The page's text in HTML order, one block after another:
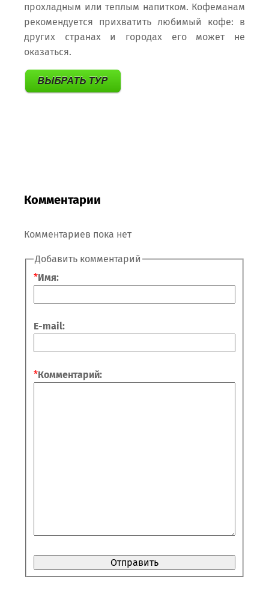
прохладным или теплым напитком. Кофеманам
рекомендуется прихватить любимый кофе: в
других странах и городах его может не
оказаться.
Комментарии
Комментариев пока нет
Добавить комментарий
*Имя:
E-mail:
*Комментарий: